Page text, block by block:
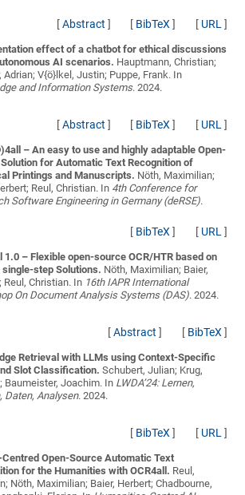
[Abstract ] [ BibTeX ] [ URL ]
effect of a chatbot for ethical discussions
AI scenarios. Hauptmann, Christian;
Adrian; V{ö}lkel, Justin; Puppe, Frank. In
and Information Systems. 2024.
[Abstract ] [ BibTeX ] [ URL ]
– An easy to use and highly adaptable Open-
for Automatic Text Recognition of
Printings and Manuscripts. Nöth, Maximilian;
Reul, Christian. In 4th Conference for
Software Engineering in Germany (deRSE).
[ BibTeX ] [ URL ]
1.0 – Flexible open-source OCR/HTR based on
step Solutions. Nöth, Maximilian; Baier,
Reul, Christian. In 16th IAPR International
On Document Analysis Systems (DAS). 2024.
[Abstract ] [ BibTeX ]
Retrieval with LLMs using Context-Specific
Slot Classification. Schubert, Julian; Krug,
Baumeister, Joachim. In LWDA’24: Lernen,
Daten, Analysen. 2024.
[ BibTeX ] [ URL ]
Open-Source Automatic Text
for the Humanities with OCR4all. Reul,
Nöth, Maximilian; Baier, Herbert; Chadbourne,